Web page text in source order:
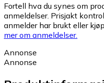
Fortell hva du synes om
anmeldelser. Prisjakt
anmelder har brukt eller
mer om anmeldelser.
Annonse
Annonse